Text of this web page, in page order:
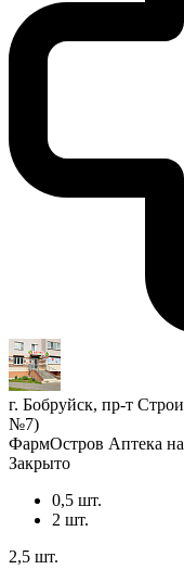
г. Бобруйск, пр-т
№7)
ФармОстров Аптека
Закрыто
0,5 шт.
2 шт.
2,5 шт.